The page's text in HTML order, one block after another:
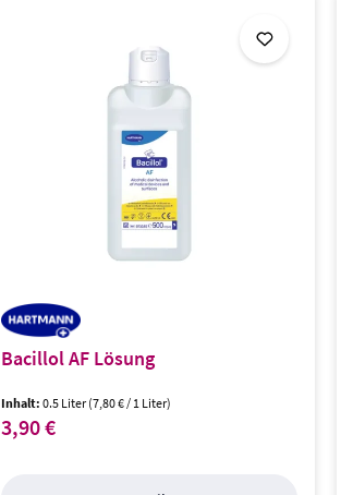
Bacillol AF Lösung
Inhalt: 0.5 Liter(7,80 € / 1 Liter)
Regulärer Preis:
3,90 €